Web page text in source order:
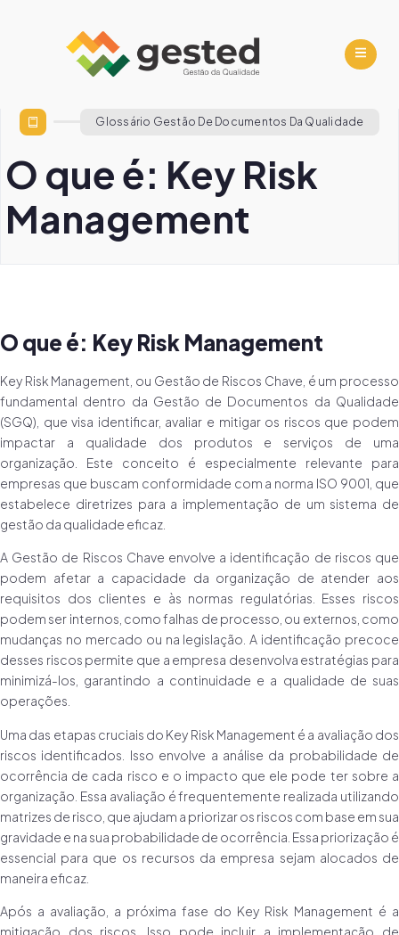
Glossário Gestão De Documentos Da Qualidade
O que é: Key Risk
Management
O que é: Key Risk Management
Key Risk Management, ou Gestão de Riscos Chave, é um processo
fundamental dentro da Gestão de Documentos da Qualidade
(SGQ), que visa identificar, avaliar e mitigar os riscos que podem
impactar a qualidade dos produtos e serviços de uma
organização. Este conceito é especialmente relevante para
empresas que buscam conformidade com a norma ISO 9001, que
estabelece diretrizes para a implementação de um sistema de
gestão da qualidade eficaz.
A Gestão de Riscos Chave envolve a identificação de riscos que
podem afetar a capacidade da organização de atender aos
requisitos dos clientes e às normas regulatórias. Esses riscos
podem ser internos, como falhas de processo, ou externos, como
mudanças no mercado ou na legislação. A identificação precoce
desses riscos permite que a empresa desenvolva estratégias para
minimizá-los, garantindo a continuidade e a qualidade de suas
operações.
Uma das etapas cruciais do Key Risk Management é a avaliação dos
riscos identificados. Isso envolve a análise da probabilidade de
ocorrência de cada risco e o impacto que ele pode ter sobre a
organização. Essa avaliação é frequentemente realizada utilizando
matrizes de risco, que ajudam a priorizar os riscos com base em sua
gravidade e na sua probabilidade de ocorrência. Essa priorização é
essencial para que os recursos da empresa sejam alocados de
maneira eficaz.
Após a avaliação, a próxima fase do Key Risk Management é a
mitigação dos riscos. Isso pode incluir a implementação de